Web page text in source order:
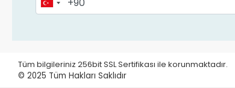
Tüm bilgileriniz 256bit SSL Sertifikası ile korunmaktadır.
© 2025 Tüm Hakları Saklıdır